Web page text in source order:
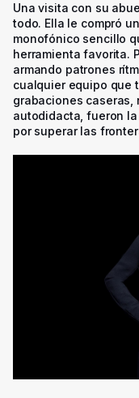
Una visita con su
todo. Ella le compró
monofónico sencillo
herramienta favorita.
armando patrones
cualquier equipo que
grabaciones
autodidacta, fueron
por superar las